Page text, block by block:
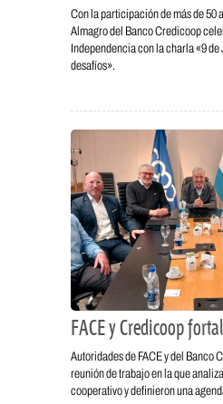
Con la participación de más de 50
Almagro del Banco Credicoop
Independencia con la charla «9
desafíos».
FACE y Credicoop
Autoridades de FACE y del Banco
reunión de trabajo en la que
cooperativo y definieron una